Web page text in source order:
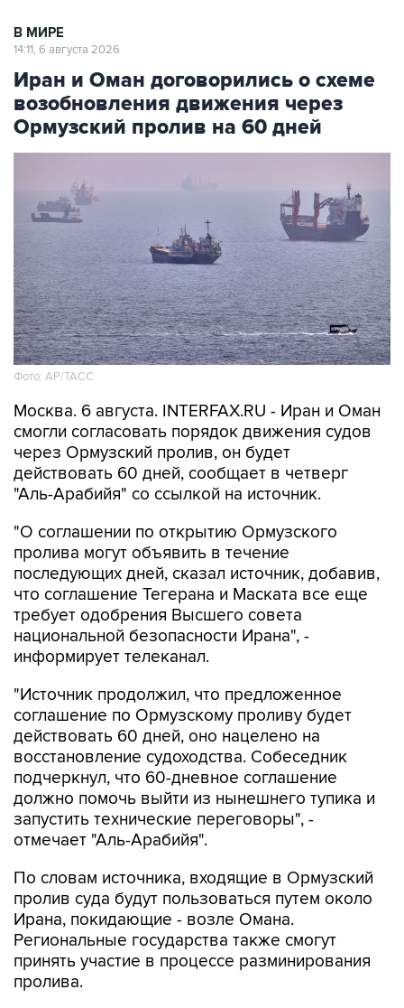
В МИРЕ
14:11, 6 августа 2026
Иран и Оман договорились о схеме
возобновления движения через
Ормузский пролив на 60 дней
Фото: AP/ТАСС
Москва. 6 августа. INTERFAX.RU - Иран и Оман
смогли согласовать порядок движения судов
через Ормузский пролив, он будет
действовать 60 дней, сообщает в четверг
"Аль-Арабийя" со ссылкой на источник.
"О соглашении по открытию Ормузского
пролива могут объявить в течение
последующих дней, сказал источник, добавив,
что соглашение Тегерана и Маската все еще
требует одобрения Высшего совета
национальной безопасности Ирана", -
информирует телеканал.
"Источник продолжил, что предложенное
соглашение по Ормузскому проливу будет
действовать 60 дней, оно нацелено на
восстановление судоходства. Собеседник
подчеркнул, что 60-дневное соглашение
должно помочь выйти из нынешнего тупика и
запустить технические переговоры", -
отмечает "Аль-Арабийя".
По словам источника, входящие в Ормузский
пролив суда будут пользоваться путем около
Ирана, покидающие - возле Омана.
Региональные государства также смогут
принять участие в процессе разминирования
пролива.